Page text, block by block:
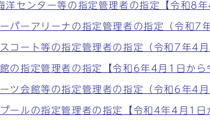
洋センター等の指定管理者の指定【令和8
パーアリーナの指定管理者の指定（令和
コート等の指定管理者の指定（令和7年4
の指定管理者の指定【令和6年4月1日か
ツ会館等の指定管理者の指定（令和6年4
ールの指定管理者の指定【令和4年4月1